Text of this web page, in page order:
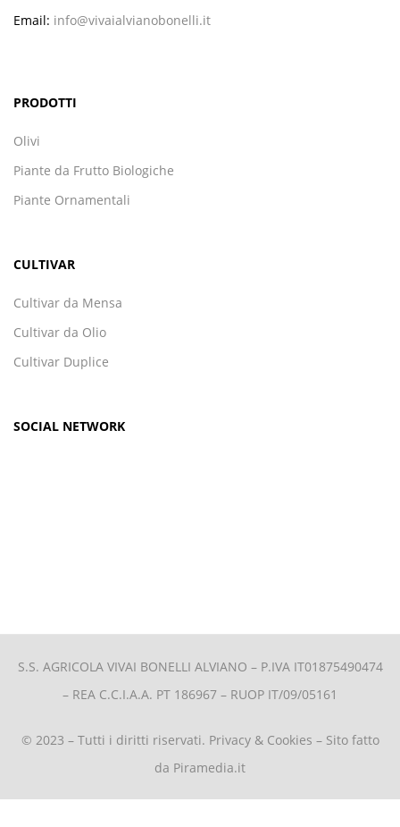
Email: info@vivaialvianobonelli.it
PRODOTTI
Olivi
Piante da Frutto Biologiche
Piante Ornamentali
CULTIVAR
Cultivar da Mensa
Cultivar da Olio
Cultivar Duplice
SOCIAL NETWORK
S.S. AGRICOLA VIVAI BONELLI ALVIANO – P.IVA IT01875490474
– REA C.C.I.A.A. PT 186967 – RUOP IT/09/05161
© 2023 – Tutti i diritti riservati. Privacy & Cookies – Sito fatto
da Piramedia.it